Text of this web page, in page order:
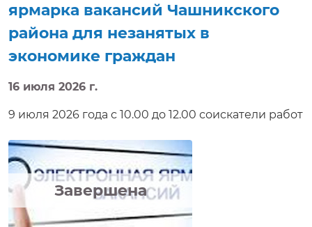
ярмарка вакансий Чашникского
района для незанятых в
экономике граждан
16 июля 2026 г.
9 июля 2026 года с 10.00 до 12.00 соискатели работ
вакансиями, задать нанимателям интересующие
вопросы, получить электронную консультацию,
приглашение на собеседование в режиме
реального времени. Электронная ярмарка
вакансий доступна на сайте http://e-vacancy.by.
Завершена